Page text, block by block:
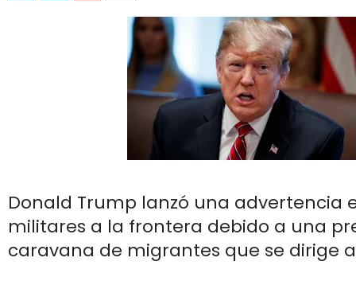
Donald Trump lanzó una advertencia
militares a la frontera debido a una
caravana de migrantes que se dirige a